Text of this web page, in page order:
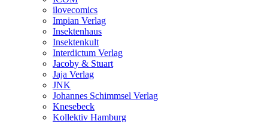
ilovecomics
Impian Verlag
Insektenhaus
Insektenkult
Interdictum Verlag
Jacoby & Stuart
Jaja Verlag
JNK
Johannes Schimmsel Verlag
Knesebeck
Kollektiv Hamburg